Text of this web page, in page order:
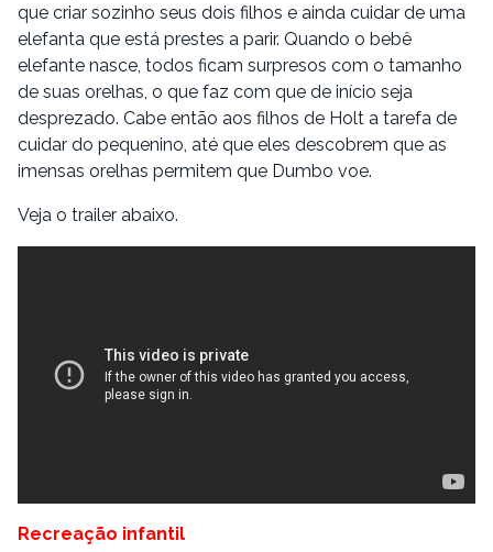
que criar sozinho seus dois filhos e ainda cuidar de uma
elefanta que está prestes a parir. Quando o bebê
elefante nasce, todos ficam surpresos com o tamanho
de suas orelhas, o que faz com que de início seja
desprezado. Cabe então aos filhos de Holt a tarefa de
cuidar do pequenino, até que eles descobrem que as
imensas orelhas permitem que Dumbo voe.
Veja o trailer abaixo.
Recreação infantil